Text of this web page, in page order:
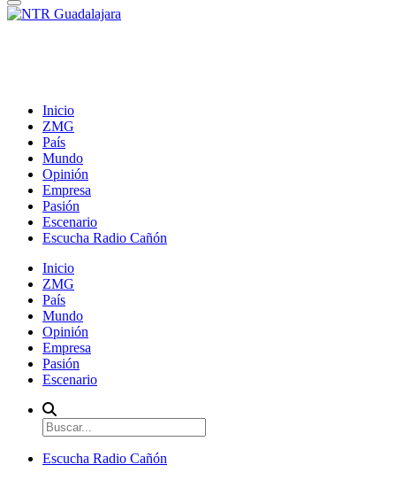
Inicio
ZMG
País
Mundo
Opinión
Empresa
Pasión
Escenario
Escucha Radio Cañón
Inicio
ZMG
País
Mundo
Opinión
Empresa
Pasión
Escenario
Escucha Radio Cañón